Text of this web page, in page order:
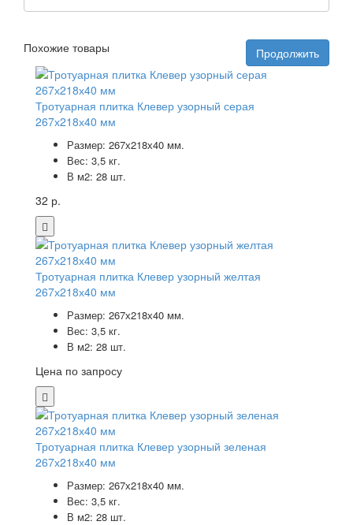
Продолжить
Похожие товары
Тротуарная плитка Клевер узорный серая
267х218х40 мм
Размер: 267х218х40 мм.
Вес: 3,5 кг.
В м2: 28 шт.
32 р.
Тротуарная плитка Клевер узорный желтая
267х218х40 мм
Размер: 267х218х40 мм.
Вес: 3,5 кг.
В м2: 28 шт.
Цена по запросу
Тротуарная плитка Клевер узорный зеленая
267х218х40 мм
Размер: 267х218х40 мм.
Вес: 3,5 кг.
В м2: 28 шт.